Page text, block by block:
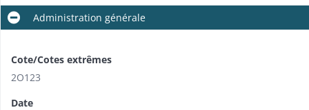
Administration générale
Cote/Cotes extrêmes
2O123
Date